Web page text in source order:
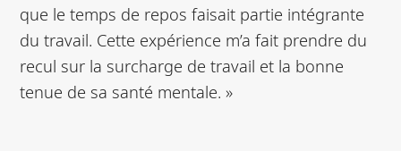
que le temps de repos faisait partie intégrante
du travail. Cette expérience m’a fait prendre du
recul sur la surcharge de travail et la bonne
tenue de sa santé mentale. »